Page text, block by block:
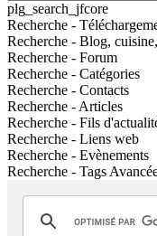
plg_search_jfcore
Recherche -
Recherche - Blog,
Recherche - Forum
Recherche - Catégories
Recherche - Contacts
Recherche - Articles
Recherche - Fils
Recherche - Liens web
Recherche - Evènements
Recherche - Tags